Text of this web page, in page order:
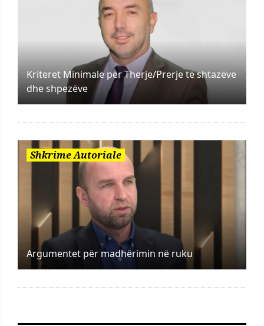
Kriteret Minimale për Therje/Prerje të shtazëve
dhe shpezëve
Shkrime Autoriale
Argumentet për madhërimin në ruku